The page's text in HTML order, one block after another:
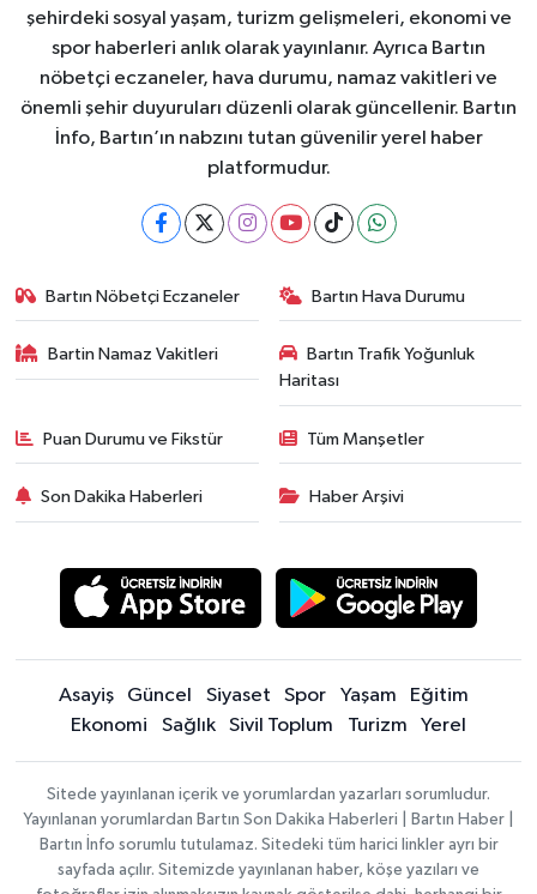
şehirdeki sosyal yaşam, turizm gelişmeleri, ekonomi ve
spor haberleri anlık olarak yayınlanır. Ayrıca Bartın
nöbetçi eczaneler, hava durumu, namaz vakitleri ve
önemli şehir duyuruları düzenli olarak güncellenir. Bartın
İnfo, Bartın’ın nabzını tutan güvenilir yerel haber
platformudur.
Bartın Nöbetçi Eczaneler Bartın Hava Durumu
Bartin Namaz Vakitleri
Bartın Trafik Yoğunluk
Haritası
Puan Durumu ve Fikstür Tüm Manşetler
Son Dakika Haberleri Haber Arşivi
Asayiş Güncel Siyaset Spor Yaşam
Eğitim
Ekonomi
Sağlık Sivil Toplum Turizm Yerel
Sitede yayınlanan içerik ve yorumlardan yazarları sorumludur.
Yayınlanan yorumlardan Bartın Son Dakika Haberleri | Bartın Haber |
Bartın İnfo sorumlu tutulamaz. Sitedeki tüm harici linkler ayrı bir
sayfada açılır. Sitemizde yayınlanan haber, köşe yazıları ve